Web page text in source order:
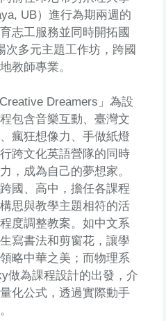
UB）進行為期兩週的
志工服務並同時開拓國
次多元主題工作坊，跨國
教師專業。
Dreamers」為設
包含音樂互動、臺灣文
瘋狂想像力、手做紙燈
跨文化英語營隊的同時
，成為自己的夢想家。
國、高中，擔任各課程
思與教學主題相符的活
度調整教案。如中文系
寫書法和剪窗花，讓學
略中華之美；而物理系
做為課程設計的出發，介
化公式，透過實際動手